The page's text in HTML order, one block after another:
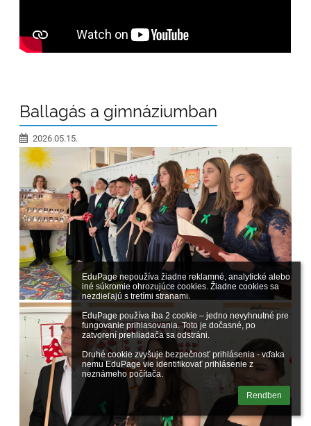
EduPage nepoužíva žiadne reklamné, analytické alebo
iné súkromie ohrozujúce cookies. Žiadne cookies sa
nezdieľajú s tretími stranami.
EduPage používa iba 2 cookie – jedno nevyhnutné pre
fungovanie prihlasovania. Toto je dočasné, po
zatvorení prehliadača sa odstráni.
Druhé cookie zvyšuje bezpečnosť prihlásenia - vďaka
nemu EduPage vie identifikovať prihlásenie z
neznámeho počítača.
Rendben
Ballagás a gimnáziumban
2026.05.15.